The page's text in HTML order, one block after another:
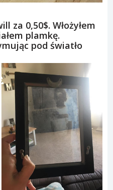
za 0,50$. Włożyłem
plamkę.
pod światło